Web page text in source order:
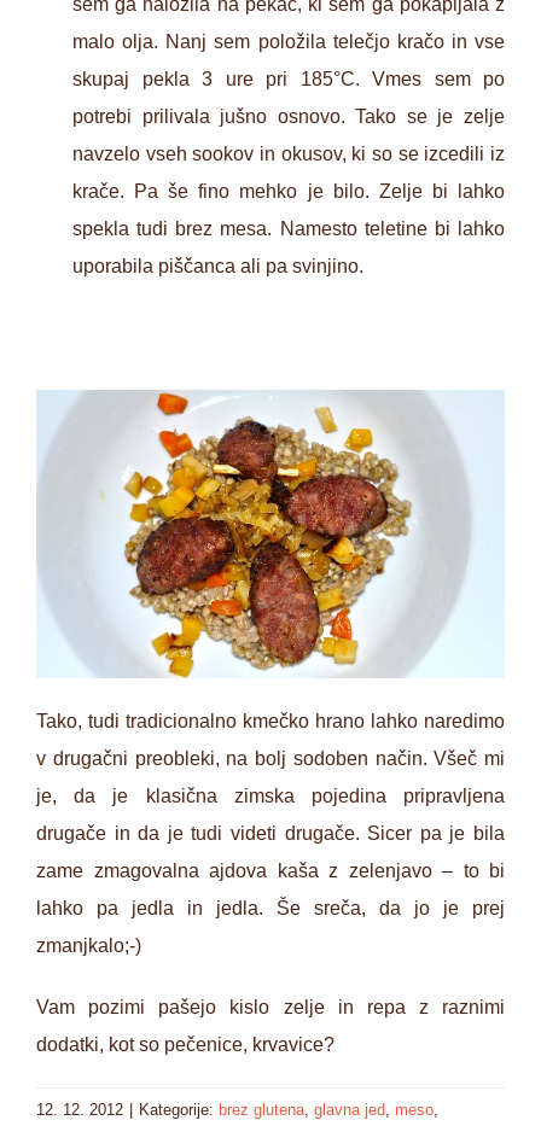
malo olja. Nanj sem položila telečjo kračo in vse
skupaj pekla 3 ure pri 185°C. Vmes sem po
potrebi prilivala jušno osnovo. Tako se je zelje
navzelo vseh sookov in okusov, ki so se izcedili iz
krače. Pa še fino mehko je bilo. Zelje bi lahko
spekla tudi brez mesa. Namesto teletine bi lahko
uporabila piščanca ali pa svinjino.
Tako, tudi tradicionalno kmečko hrano lahko naredimo
v drugačni preobleki, na bolj sodoben način. Všeč mi
je, da je klasična zimska pojedina pripravljena
drugače in da je tudi videti drugače. Sicer pa je bila
zame zmagovalna ajdova kaša z zelenjavo – to bi
lahko pa jedla in jedla. Še sreča, da jo je prej
zmanjkalo;-)
Vam pozimi pašejo kislo zelje in repa z raznimi
dodatki, kot so pečenice, krvavice?
12. 12. 2012 Kategorije: brez glutena, glavna jed, meso,